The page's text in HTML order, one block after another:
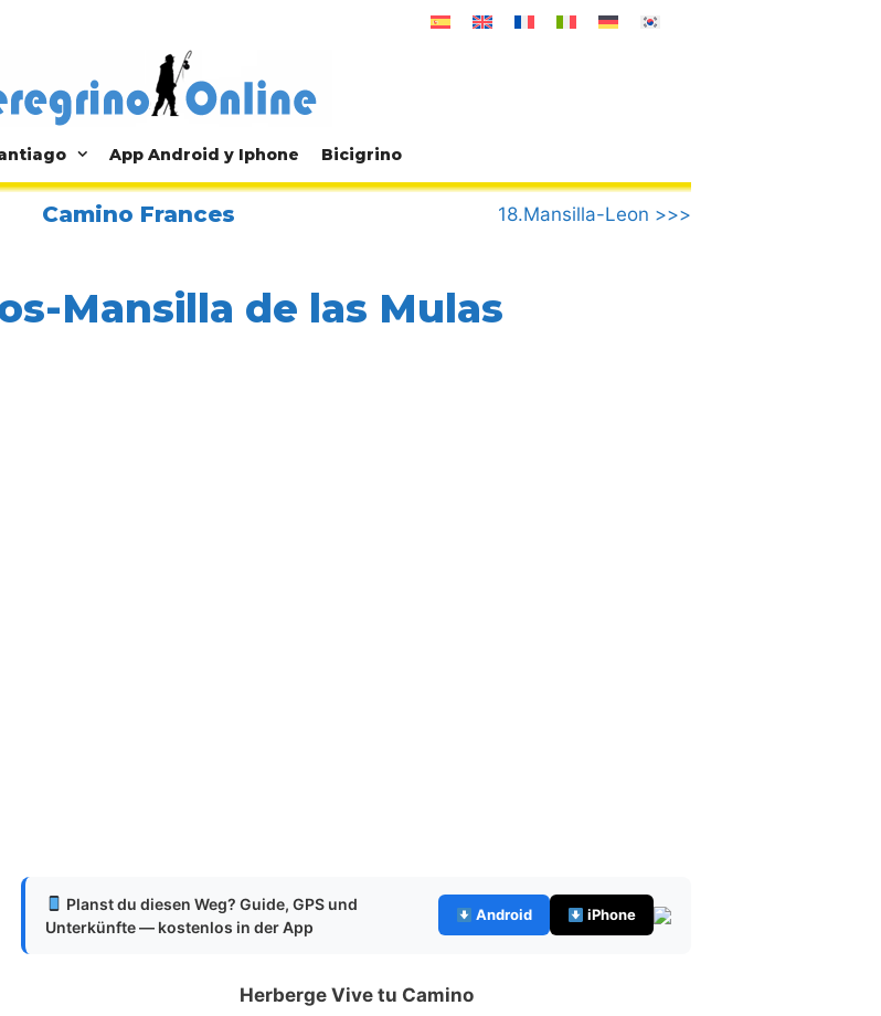
App Android y Iphone Bicigrino
Camino Frances 18.Mansilla-Leon >>>
Mansilla de las Mulas
Planst du diesen Weg? Guide, GPS und
Unterkünfte — kostenlos in der App
Android iPhone
Herberge Vive tu Camino